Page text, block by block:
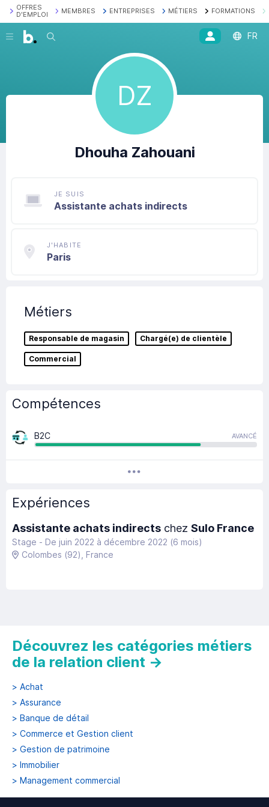
OFFRES
D'EMPLOI
MEMBRES ENTREPRISES MÉTIERS FORMATIONS
Recherche FR
DZ
Dhouha Zahouani
JE SUIS
Assistante achats indirects
J'HABITE
Paris
Métiers
Responsable de magasin Chargé(e) de clientèle
Commercial
Compétences
B2C AVANCÉ
Expériences
Assistante achats indirects chez Sulo France
Stage - De juin 2022 à décembre 2022 (6 mois)
Colombes (92) , France
Découvrez les catégories métiers
de la relation client →
> Achat
> Assurance
> Banque de détail
> Commerce et Gestion client
> Gestion de patrimoine
> Immobilier
> Management commercial